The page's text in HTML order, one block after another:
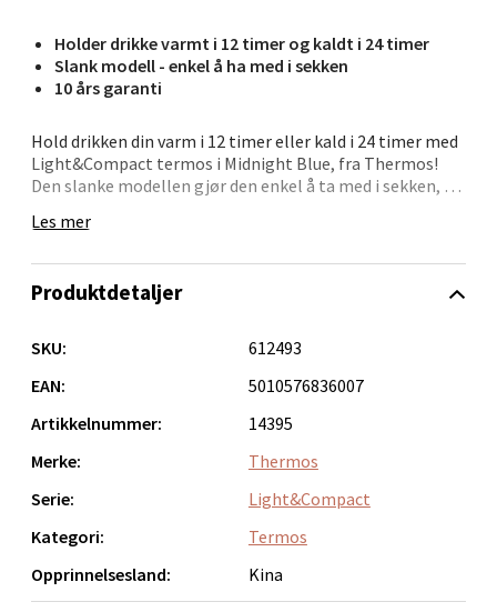
Holder drikke varmt i 12 timer og kaldt i 24 timer
Slank modell - enkel å ha med i sekken
10 års garanti
Hold drikken din varm i 12 timer eller kald i 24 timer med
Light&Compact termos i Midnight Blue, fra Thermos!
Den slanke modellen gjør den enkel å ta med i sekken, og
tur. Laget av rustfritt stål 18/10 med plast og silikon i
favorittdrikken din, uansett hvor dagen bringer deg!
Vaskes for hånd, også før den brukes for første gang. Den
Les mer
Produktdetaljer
SKU:
612493
EAN:
5010576836007
Artikkelnummer:
14395
Merke:
Thermos
Serie:
Light&Compact
Kategori:
Termos
Opprinnelsesland:
Kina
Narvik - Thon Senter Malmporten
Bolagsgata 1, 8514 Narvik
Åpent i dag 10-20
0 i butikk
Velg
Folke Bernadottes vei 52, 5147 Fyllingsdalen